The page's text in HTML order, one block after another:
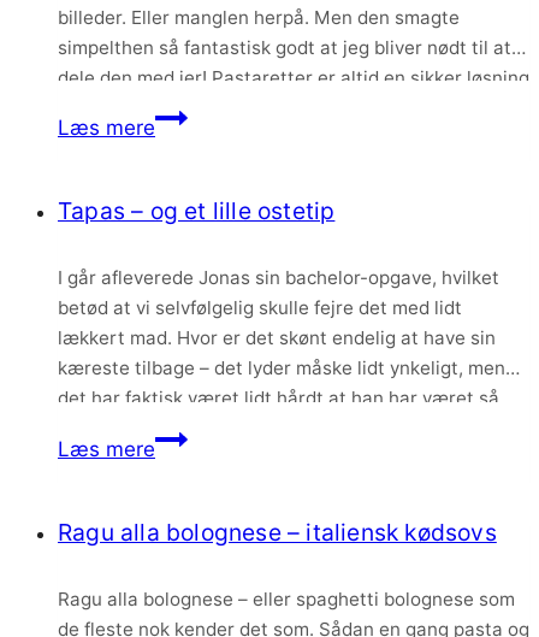
billeder. Eller manglen herpå. Men den smagte
simpelthen så fantastisk godt at jeg bliver nødt til at
dele den med jer! Pastaretter er altid en sikker løsning
herhjemme, når det skal gå lidt hurtigt, men samtidig
være lækkert. Og…
Læs mereSpaghetti
tomater
friske
krydderurter
Tapas – og et lille ostetip
I går afleverede Jonas sin bachelor-opgave, hvilket
betød at vi selvfølgelig skulle fejre det med lidt
lækkert mad. Hvor er det skønt endelig at have sin
kæreste tilbage – det lyder måske lidt ynkeligt, men
det har faktisk været lidt hårdt at han har været så
meget væk og siddet så meget med den opgave….
Læs mereTapas
et
ostetip
Ragu alla bolognese – italiensk kødsovs
Ragu alla bolognese – eller spaghetti bolognese som
de fleste nok kender det som. Sådan en gang pasta og